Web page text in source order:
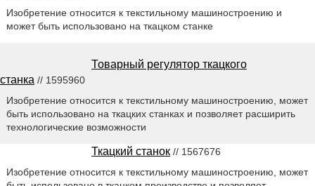
Изобретение относится к текстильному машиностроению и
может быть использовано на ткацком станке
Товарный регулятор ткацкого
станка // 1595960
Изобретение относится к текстильному машиностроению, может
быть использовано на ткацких станках и позволяет расширить
технологические возможности
Ткацкий станок // 1567676
Изобретение относится к текстильному машиностроению, может